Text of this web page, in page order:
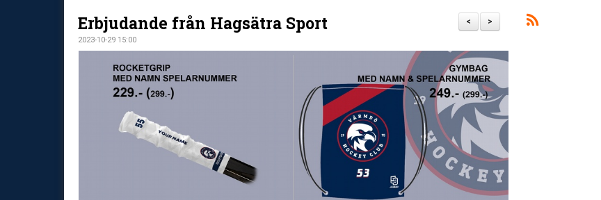
>
<
Erbjudande från Hagsätra Sport
2023-10-29 15:00